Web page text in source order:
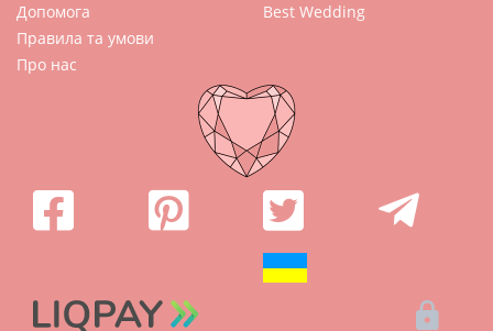
Допомога
Правила та умови
Про нас
Best Wedding